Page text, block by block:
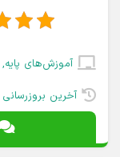
آموزش‌های پایه,
آخرین بروزرسانی در ۸ بهمن